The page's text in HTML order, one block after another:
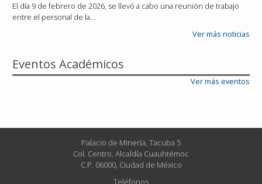
El día 9 de febrero de 2026, se llevó a cabo una reunión de trabajo
entre el personal de la…
Ver más noticias
Eventos Académicos
Ver más eventos
Palacio de Minería, Tacuba 5
Col. Centro, Alcaldía Cuauhtémoc
C.P. 06000, Ciudad de México
Teléfonos